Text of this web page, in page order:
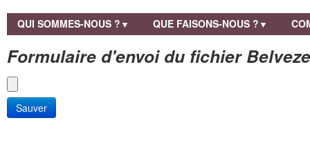
QUI SOMMES-NOUS ? ▼ QUE FAISONS-NOUS ? ▼
Formulaire d'envoi du fichier